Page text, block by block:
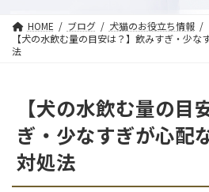
HOME ブログ
犬猫のお役立ち情報
【犬の水飲む量の目安は？】飲みすぎ・少
法
【犬の水飲む量の目
ぎ・少なすぎが心配
対処法